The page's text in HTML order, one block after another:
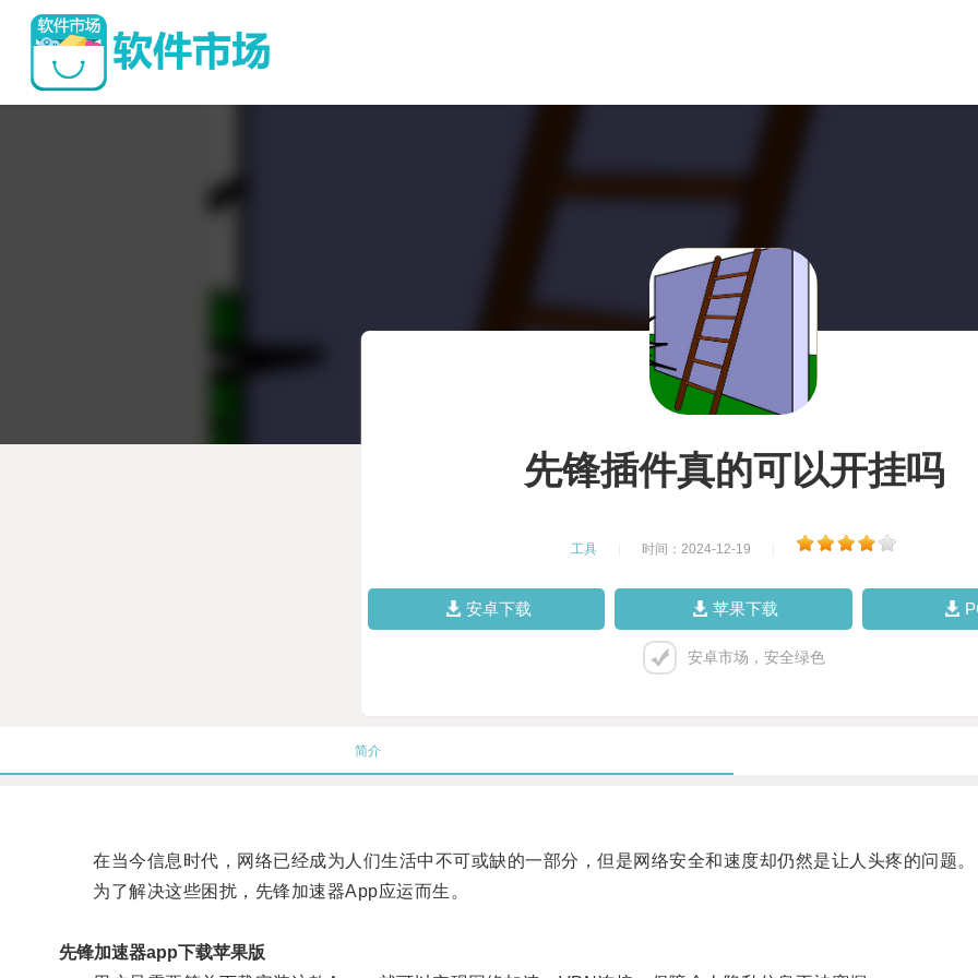
先锋插件真的可以开挂吗
工具 时间：2024-12-19
安卓下载 苹果下载
安卓市场，安全绿色
简介
在当今信息时代，网络已经成为人们生活中不可或缺的一部分，但是网络安全和速度却仍然是让人头疼的问题。
为了解决这些困扰，先锋加速器App应运而生。
先锋加速器app下载苹果版